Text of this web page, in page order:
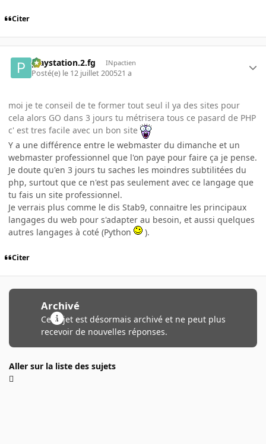
Citer
playstation.2.fg INpactien
Posté(e) le 12 juillet 200521 a
moi je te conseil de te former tout seul il ya des sites pour
cela alors GO dans 3 jours tu métrisera tous ce pasard de PHP
c' est tres facile avec un bon site
Y a une différence entre le webmaster du dimanche et un
webmaster professionnel que l'on paye pour faire ça je pense.
Je doute qu'en 3 jours tu saches les moindres subtilitées du
php, surtout que ce n'est pas seulement avec ce langage que
tu fais un site professionnel.
Je verrais plus comme le dis Stab9, connaitre les principaux
langages du web pour s'adapter au besoin, et aussi quelques
autres langages à coté (Python
).
Citer
Archivé
Ce sujet est désormais archivé et ne peut plus
recevoir de nouvelles réponses.
Aller sur la liste des sujets